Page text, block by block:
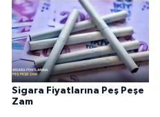
Sigara Fiyatlarına Peş Peşe
Zam